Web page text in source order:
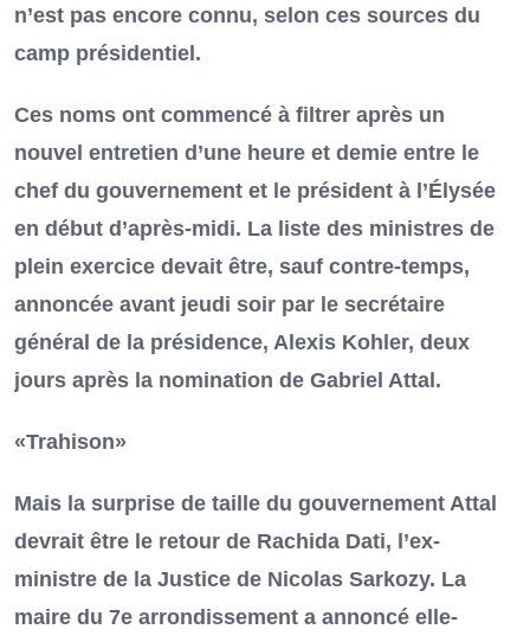
n’est pas encore connu, selon ces sources du
camp présidentiel.
Ces noms ont commencé à filtrer après un
nouvel entretien d’une heure et demie entre le
chef du gouvernement et le président à l’Élysée
en début d’après-midi. La liste des ministres de
plein exercice devait être, sauf contre-temps,
annoncée avant jeudi soir par le secrétaire
général de la présidence, Alexis Kohler, deux
jours après la nomination de Gabriel Attal.
«Trahison»
Mais la surprise de taille du gouvernement Attal
devrait être le retour de Rachida Dati, l’ex-
ministre de la Justice de Nicolas Sarkozy. La
maire du 7e arrondissement a annoncé elle-